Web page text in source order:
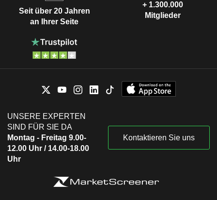
Seit über 20 Jahren
an Ihrer Seite
+ 1.300.000
Mitglieder
UNSERE EXPERTEN
SIND FÜR SIE DA
Montag - Freitag 9.00-
12.00 Uhr / 14.00-18.00
Uhr
Kontaktieren Sie uns